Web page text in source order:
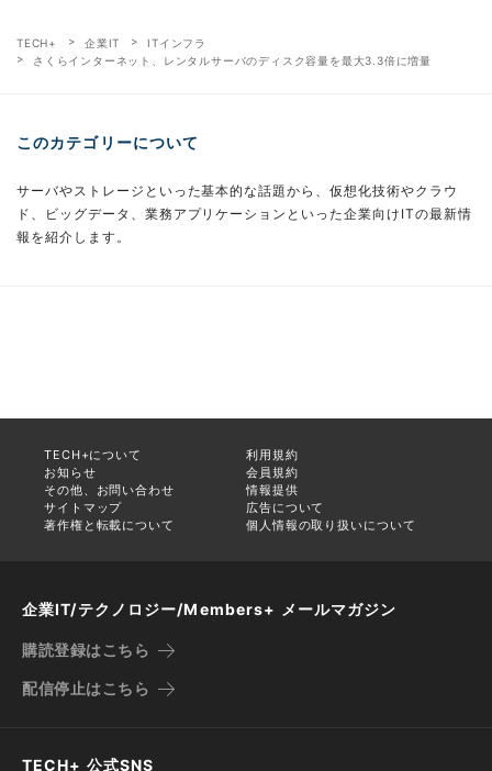
TECH+ 企業IT
ITインフラ
さくらインターネット、レンタルサーバのディスク容量を最大3.3倍に増量
このカテゴリーについて
サーバやストレージといった基本的な話題から、仮想化技術やクラウ
ド、ビッグデータ、業務アプリケーションといった企業向けITの最新情
報を紹介します。
TECH+について
利用規約
お知らせ
会員規約
その他、お問い合わせ
情報提供
サイトマップ
広告について
著作権と転載について
個人情報の取り扱いについて
企業IT/テクノロジー/Members+ メールマガジン
購読登録はこちら
配信停止はこちら
TECH+ 公式SNS